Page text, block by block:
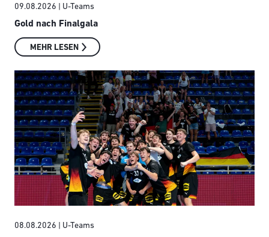
09.08.2026 | U-Teams
Gold nach Finalgala
MEHR LESEN
08.08.2026 | U-Teams